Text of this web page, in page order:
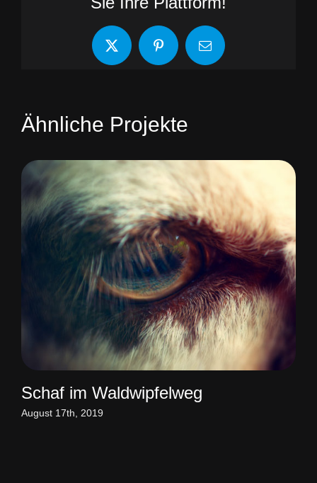
X PinterestE-
Mail
Ähnliche Projekte
Schaf im Waldwipfelweg
August 17th, 2019